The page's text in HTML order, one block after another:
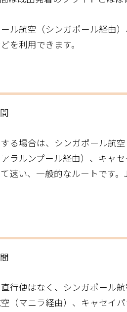
ル航空（シンガポール経由
を利用できます。
る場合は、シンガポール航空
ラルンプール経由）、キャ
速い、一般的なルートです。
行便はなく、シンガポール
（マニラ経由）、キャセイ